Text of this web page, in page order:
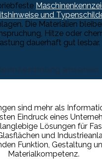
und
Die Materialien
Hitze oder
dauerhaft gut lesbar.
sind mehr als
Eindruck eines
Lösungen für
und
Funktion, Gestaltung
Materialkompetenz.